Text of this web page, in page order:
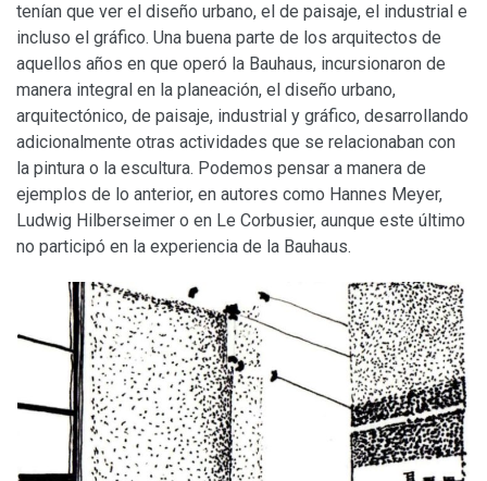
tenían que ver el diseño urbano, el de paisaje, el industrial e
incluso el gráfico. Una buena parte de los arquitectos de
aquellos años en que operó la Bauhaus, incursionaron de
manera integral en la planeación, el diseño urbano,
arquitectónico, de paisaje, industrial y gráfico, desarrollando
adicionalmente otras actividades que se relacionaban con
la pintura o la escultura. Podemos pensar a manera de
ejemplos de lo anterior, en autores como Hannes Meyer,
Ludwig Hilberseimer o en Le Corbusier, aunque este último
no participó en la experiencia de la Bauhaus.